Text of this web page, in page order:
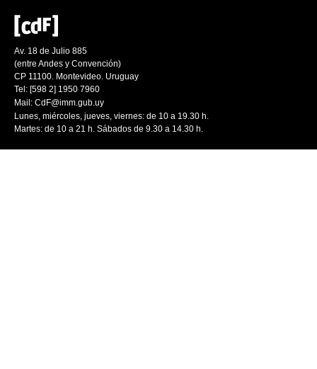
Av. 18 de Julio 885
(entre Andes y Convención)
CP 11100. Montevideo. Uruguay
Tel: [598 2] 1950 7960
Mail: CdF@imm.gub.uy
Lunes, miércoles, jueves, viernes: de 10 a 19.30 h.
Martes: de 10 a 21 h. Sábados de 9.30 a 14.30 h.